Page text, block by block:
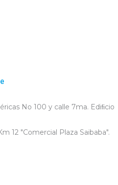
No 100 y calle 7ma. Ediﬁcio
12 "Comercial Plaza Saibaba".